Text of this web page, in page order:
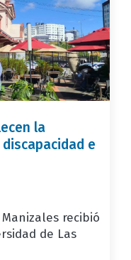
la
e
recibió
de Las